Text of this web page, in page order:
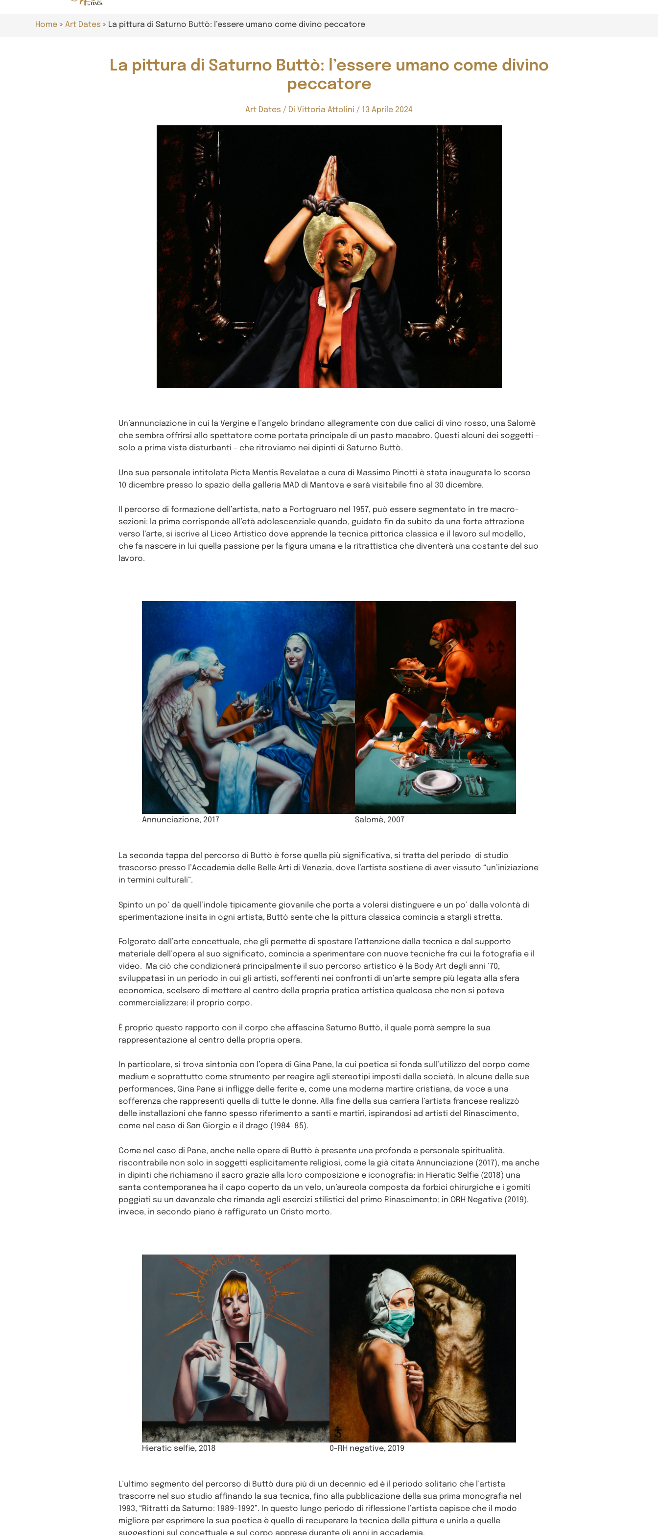
Home Art Dates La pittura di Saturno Buttò: l’essere umano come divino peccatore
La pittura di Saturno Buttò: l’essere umano come divino
peccatore
Art Dates / Di Vittoria Attolini / 13 Aprile 2024
Un’annunciazione in cui la Vergine e l’angelo brindano allegramente con due calici di vino rosso, una Salomè
che sembra offrirsi allo spettatore come portata principale di un pasto macabro. Questi alcuni dei soggetti –
solo a prima vista disturbanti – che ritroviamo nei dipinti di Saturno Buttò.
Una sua personale intitolata Picta Mentis Revelatae a cura di Massimo Pinotti è stata inaugurata lo scorso
10 dicembre presso lo spazio della galleria MAD di Mantova e sarà visitabile fino al 30 dicembre.
Il percorso di formazione dell’artista, nato a Portogruaro nel 1957, può essere segmentato in tre macro-
sezioni: la prima corrisponde all’età adolescenziale quando, guidato fin da subito da una forte attrazione
verso l’arte, si iscrive al Liceo Artistico dove apprende la tecnica pittorica classica e il lavoro sul modello,
che fa nascere in lui quella passione per la figura umana e la ritrattistica che diventerà una costante del suo
lavoro.
Annunciazione, 2017 Salomè, 2007
La seconda tappa del percorso di Buttò è forse quella più significativa, si tratta del periodo di studio
trascorso presso l’Accademia delle Belle Arti di Venezia, dove l’artista sostiene di aver vissuto “un’iniziazione
in termini culturali”.
Spinto un po’ da quell’indole tipicamente giovanile che porta a volersi distinguere e un po’ dalla volontà di
sperimentazione insita in ogni artista, Buttò sente che la pittura classica comincia a stargli stretta.
Folgorato dall’arte concettuale, che gli permette di spostare l’attenzione dalla tecnica e dal supporto
materiale dell’opera al suo significato, comincia a sperimentare con nuove tecniche fra cui la fotografia e il
video. Ma ciò che condizionerà principalmente il suo percorso artistico è la Body Art degli anni ‘70,
sviluppatasi in un periodo in cui gli artisti, sofferenti nei confronti di un’arte sempre più legata alla sfera
economica, scelsero di mettere al centro della propria pratica artistica qualcosa che non si poteva
commercializzare: il proprio corpo.
È proprio questo rapporto con il corpo che affascina Saturno Buttò, il quale porrà sempre la sua
rappresentazione al centro della propria opera.
In particolare, si trova sintonia con l’opera di Gina Pane, la cui poetica si fonda sull’utilizzo del corpo come
medium e soprattutto come strumento per reagire agli stereotipi imposti dalla società. In alcune delle sue
performances, Gina Pane si infligge delle ferite e, come una moderna martire cristiana, da voce a una
sofferenza che rappresenti quella di tutte le donne. Alla fine della sua carriera l’artista francese realizzò
delle installazioni che fanno spesso riferimento a santi e martiri, ispirandosi ad artisti del Rinascimento,
come nel caso di San Giorgio e il drago (1984-85).
Come nel caso di Pane, anche nelle opere di Buttò è presente una profonda e personale spiritualità,
riscontrabile non solo in soggetti esplicitamente religiosi, come la già citata Annunciazione (2017), ma anche
in dipinti che richiamano il sacro grazie alla loro composizione e iconografia: in Hieratic Selfie (2018) una
santa contemporanea ha il capo coperto da un velo, un’aureola composta da forbici chirurgiche e i gomiti
poggiati su un davanzale che rimanda agli esercizi stilistici del primo Rinascimento; in ORH Negative (2019),
invece, in secondo piano è raffigurato un Cristo morto.
Hieratic selfie, 2018 0-RH negative, 2019
L’ultimo segmento del percorso di Buttò dura più di un decennio ed è il periodo solitario che l’artista
trascorre nel suo studio affinando la sua tecnica, fino alla pubblicazione della sua prima monografia nel
1993, “Ritratti da Saturno: 1989-1992”. In questo lungo periodo di riflessione l’artista capisce che il modo
migliore per esprimere la sua poetica è quello di recuperare la tecnica della pittura e unirla a quelle
suggestioni sul concettuale e sul corpo apprese durante gli anni in accademia.